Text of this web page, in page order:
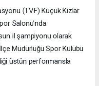
(TVF) Küçük Kızlar
Salonu’nda
il şampiyonu olarak
Müdürlüğü Spor Kulübü
üstün performansla